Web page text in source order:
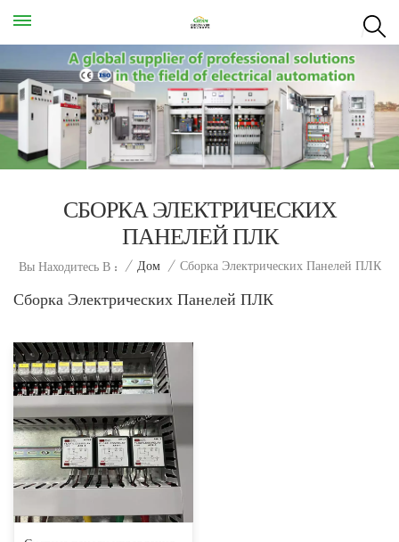
СБОРКА ЭЛЕКТРИЧЕСКИХ
ПАНЕЛЕЙ ПЛК
Вы Находитесь В : / Дом / Сборка Электрических Панелей ПЛК
Сборка Электрических Панелей ПЛК